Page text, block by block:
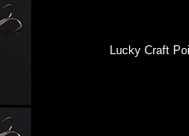
Lucky Craft